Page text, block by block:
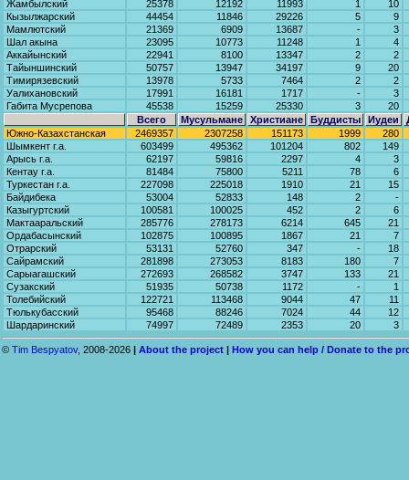
Жамбылский
25378 12192 11993 1
10
Кызылжарский
44454 11846 29226 5
9
Мамлютский
21369 6909 13687 -
3
Шал акына
23095 10773 11248 1
4
Аккайынский
22941 8100 13347 2
2
Тайыншинский
50757 13947 34197 9
20
Тимирязевский
13978 5733 7464 2
2
Уалихановский
17991 16181 1717 -
3
Габита Мусрепова
45538 15259 25330 3
20
Всего
Мусульмане Христиане Буддисты Иудеи
Южно-Казахстанская
2469357 2307258 151173 1999
280
Шымкент г.а.
603499 495362 101204 802
149
Арысь г.а.
62197 59816 2297 4
3
Кентау г.а.
81484 75800 5211 78
6
Туркестан г.а.
227098 225018 1910 21
15
Байдибека
53004 52833 148 2
-
Казыгуртский
100581 100025 452 2
6
Мактааральский
285776 278173 6214 645
21
Ордабасынский
102875 100895 1867 21
7
Отрарский
53131 52760 347 -
18
Сайрамский
281898 273053 8183 180
7
Сарыагашский
272693 268582 3747 133
21
Сузакский
51935 50738 1172 -
1
Толебийский
122721 113468 9044 47
11
Тюлькубасский
95468 88246 7024 44
12
Шардаринский
74997 72489 2353 20 3
© Tim Bespyatov, 2008-2026 | About the project | How you can help / Donate to the